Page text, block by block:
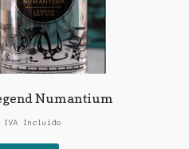
Numantium
IVA Incluido